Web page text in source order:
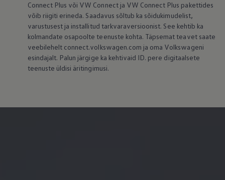
Connect Plus või VW Connect ja VW Connect Plus pakettides
võib riigiti erineda. Saadavus sõltub ka sõidukimudelist,
varustusest ja installitud tarkvaraversioonist. See kehtib ka
kolmandate osapoolte teenuste kohta. Täpsemat teavet saate
veebilehelt connect.volkswagen.com ja oma Volkswageni
esindajalt. Palun järgige ka kehtivaid ID. pere digitaalsete
teenuste üldisi äritingimusi.